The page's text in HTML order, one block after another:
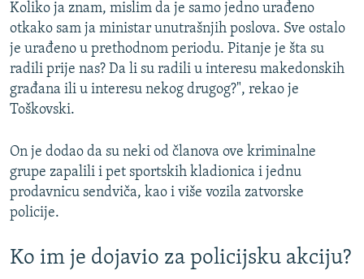
Koliko ja znam, mislim da je samo jedno urađeno
otkako sam ja ministar unutrašnjih poslova. Sve ostalo
je urađeno u prethodnom periodu. Pitanje je šta su
radili prije nas? Da li su radili u interesu makedonskih
građana ili u interesu nekog drugog?", rekao je
Toškovski.
On je dodao da su neki od članova ove kriminalne
grupe zapalili i pet sportskih kladionica i jednu
prodavnicu sendviča, kao i više vozila zatvorske
policije.
Ko im je dojavio za policijsku akciju?